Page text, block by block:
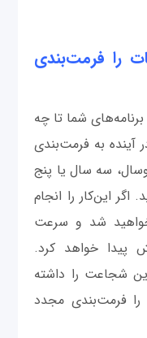
را فرمت‌بندی
شما تا چه
به فرمت‌بندی
سه سال یا پنج
اگر این‌کار را انجام
شد و سرعت
پیدا خواهد کرد.
شجاعت را داشته
فرمت‌بندی مجدد